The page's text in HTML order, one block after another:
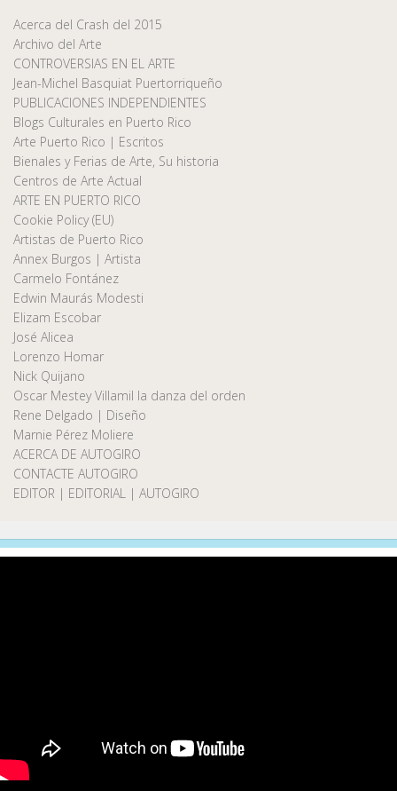
Acerca del Crash del 2015
Archivo del Arte
CONTROVERSIAS EN EL ARTE
Jean-Michel Basquiat Puertorriqueño
PUBLICACIONES INDEPENDIENTES
Blogs Culturales en Puerto Rico
Arte Puerto Rico | Escritos
Bienales y Ferias de Arte, Su historia
Centros de Arte Actual
ARTE EN PUERTO RICO
Cookie Policy (EU)
Artistas de Puerto Rico
Annex Burgos | Artista
Carmelo Fontánez
Edwin Maurás Modesti
Elizam Escobar
José Alicea
Lorenzo Homar
Nick Quijano
Oscar Mestey Villamil la danza del orden
Rene Delgado | Diseño
Marnie Pérez Moliere
ACERCA DE AUTOGIRO
CONTACTE AUTOGIRO
EDITOR | EDITORIAL | AUTOGIRO